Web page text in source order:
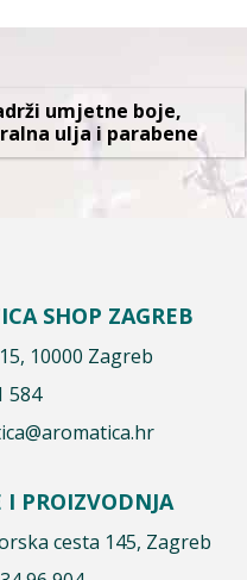
umjetne boje,
ulja i parabene
SHOP ZAGREB
10000 Zagreb
584
I PROIZVODNJA
cesta 145, Zagreb